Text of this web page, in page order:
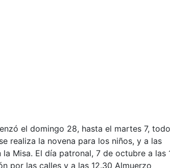
el domingo 28, hasta el martes 7,
realiza la novena para los niños, y a las
Misa. El día patronal, 7 de octubre a las
por las calles y a las 12.30 Almuerzo